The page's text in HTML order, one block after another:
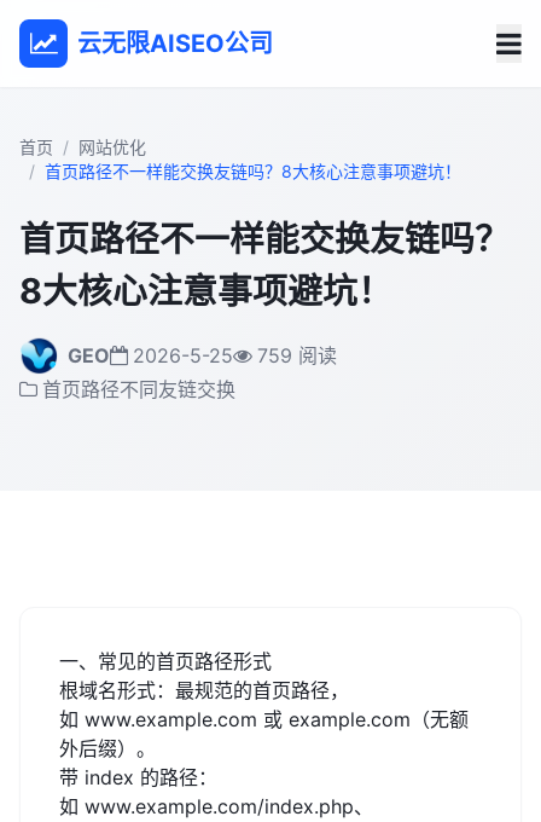
云无限AISEO公司
首页
网站优化
首页路径不一样能交换友链吗？8大核心注意事项避坑！
首页路径不一样能交换友链吗？
8大核心注意事项避坑！
GEO 2026-5-25
759 阅读
首页路径不同友链交换
一、常见的首页路径形式
根域名形式：最规范的首页路径，
如 www.example.com 或 example.com （无额
外后缀）。
带 index 的路径：
如 www.example.com/index.php、